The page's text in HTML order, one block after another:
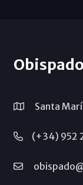
Santa
(+34) 952